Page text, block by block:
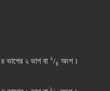
ভাগের ২ ভাগ বা ২/৪ অংশ।
১